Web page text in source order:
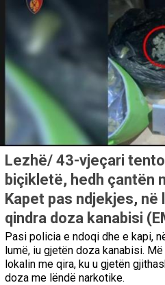
Lezhë/ 43-vjeçari
biçikletë, hedh çantën
Kapet pas ndjekjes, në
qindra doza kanabisi
Pasi policia e ndoqi dhe e kapi,
lumë, iu gjetën doza kanabisi.
lokalin me qira, ku u gjetën
doza me lëndë narkotike.